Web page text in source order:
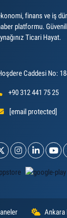
finans ve iş
platformu.
Ticari Hayat.
Caddesi No:
+90 312 441 75 25
[email protected]
Ankara